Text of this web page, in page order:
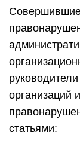
организаций
статьями: